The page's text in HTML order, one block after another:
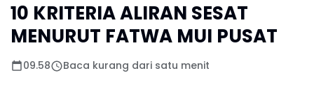
10 KRITERIA ALIRAN SESAT
MENURUT FATWA MUI PUSAT
09.58 Baca kurang dari satu menit